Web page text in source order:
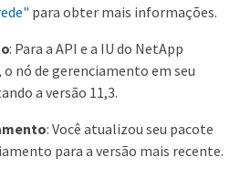
para obter mais informações.
: Para a API e a IU do NetApp
nó de gerenciamento em seu
a versão 11,3.
: Você atualizou seu pacote
para a versão mais recente.